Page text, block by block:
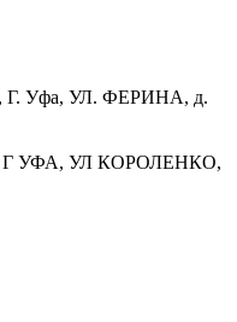
Уфа, УЛ. ФЕРИНА, д.
УФА, УЛ КОРОЛЕНКО,